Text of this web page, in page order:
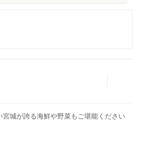
城が誇る海鮮や野菜もご堪能ください